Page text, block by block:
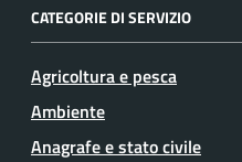
CATEGORIE DI SERVIZIO
Agricoltura e pesca
Ambiente
Anagrafe e stato civile